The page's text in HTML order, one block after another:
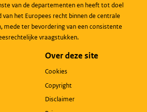
van de departementen en heeft tot doel
het Europees recht binnen de centrale
mede ter bevordering van een consistente
vraagstukken.
Over deze site
Cookies
Copyright
Disclaimer